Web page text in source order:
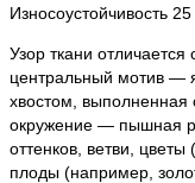
Износоустойчивость
Узор ткани
центральный мотив —
хвостом, выполненная
окружение — пышная
оттенков, ветви,
плоды (например,